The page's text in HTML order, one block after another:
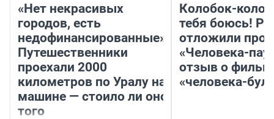
«Нет некрасивых
городов, есть
недофинансированные».
Путешественники
проехали 2000
километров по Уралу на
машине — стоило ли оно
того
Колобок-
тебя боюсь!
отложили
«Человека-
отзыв о
«человека-